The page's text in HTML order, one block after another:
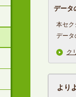
データ
本セク
データ
ク
より